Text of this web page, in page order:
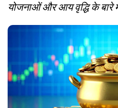
योजनाओं और आय वृद्धि के बारे